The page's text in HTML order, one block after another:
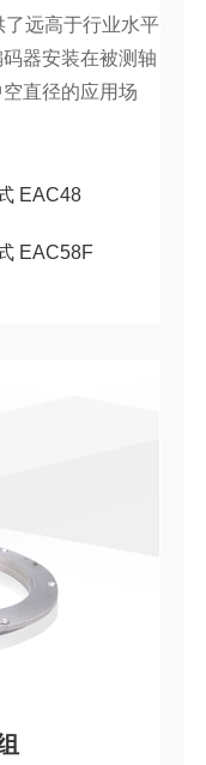
远高于行业水平
器安装在被测轴
直径的应用场
EAC48
EAC58F